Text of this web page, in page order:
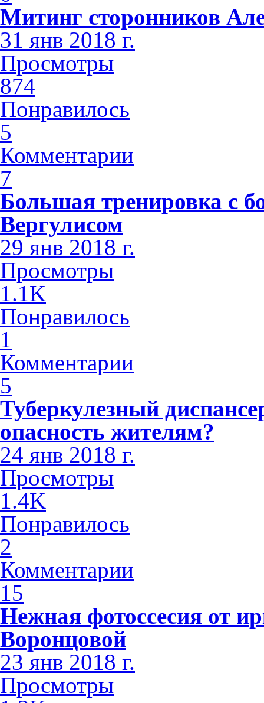
Митинг сторонников
31 янв 2018 г.
Просмотры
874
Понравилось
5
Комментарии
7
Большая тренировка с
Вергулисом
29 янв 2018 г.
Просмотры
1.1K
Понравилось
1
Комментарии
5
Туберкулезный
опасность жителям?
24 янв 2018 г.
Просмотры
1.4K
Понравилось
2
Комментарии
15
Нежная фотоссесия от
Воронцовой
23 янв 2018 г.
Просмотры